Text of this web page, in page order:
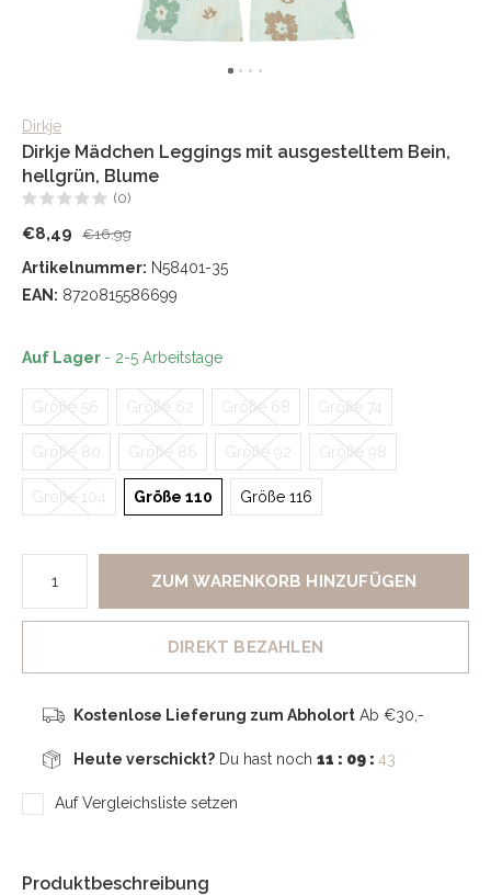
Dirkje
Dirkje Mädchen Leggings mit ausgestelltem Bein,
hellgrün, Blume
(0)
€8,49 €16,99
Artikelnummer: N58401-35
EAN: 8720815586699
Auf Lager - 2-5 Arbeitstage
Größe 56 Größe 62 Größe 68 Größe 74
Größe 80 Größe 86 Größe 92 Größe 98
Größe 104 Größe 110 Größe 116
ZUM WARENKORB HINZUFÜGEN
DIREKT BEZAHLEN
Kostenlose Lieferung zum AbholortAb €30,-
Heute verschickt?Du hast noch 11 : 09 : 43
Auf Vergleichsliste setzen
Produktbeschreibung